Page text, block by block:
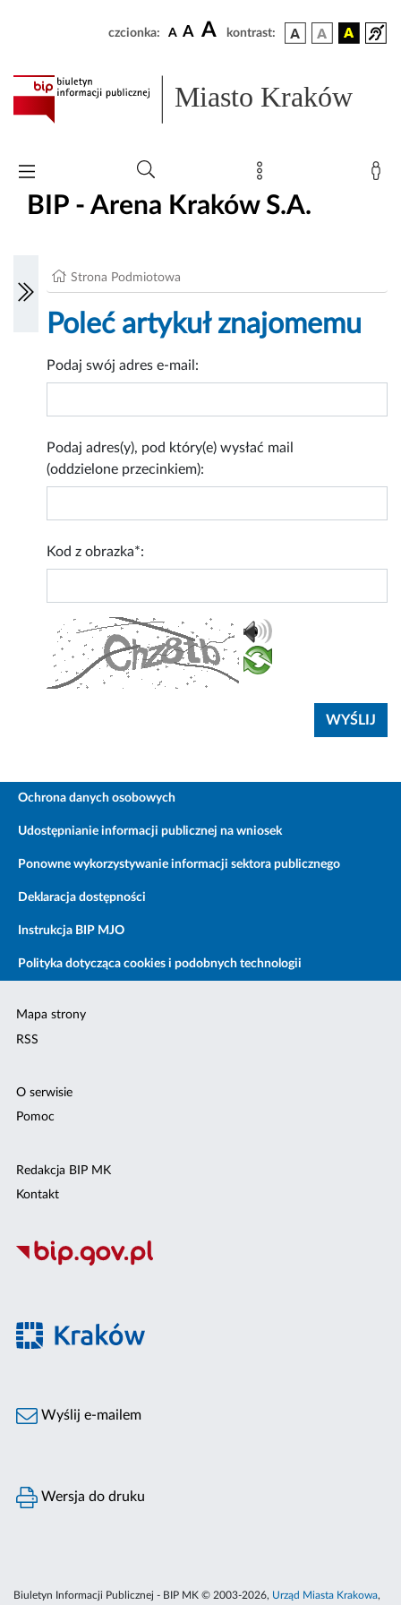
czcionka: A A A kontrast:
Miasto Kraków
BIP - Arena Kraków S.A.
Strona Podmiotowa
Poleć artykuł znajomemu
Podaj swój adres e-mail:
Podaj adres(y), pod który(e) wysłać mail
(oddzielone przecinkiem):
Kod z obrazka*:
Ochrona danych osobowych
Udostępnianie informacji publicznej na wniosek
Ponowne wykorzystywanie informacji sektora publicznego
Deklaracja dostępności
Instrukcja BIP MJO
Polityka dotycząca cookies i podobnych technologii
Mapa strony
RSS
O serwisie
Pomoc
Redakcja BIP MK
Kontakt
Wyślij e-mailem
Wersja do druku
Biuletyn Informacji Publicznej - BIP MK © 2003-2026, Urząd Miasta Krakowa,